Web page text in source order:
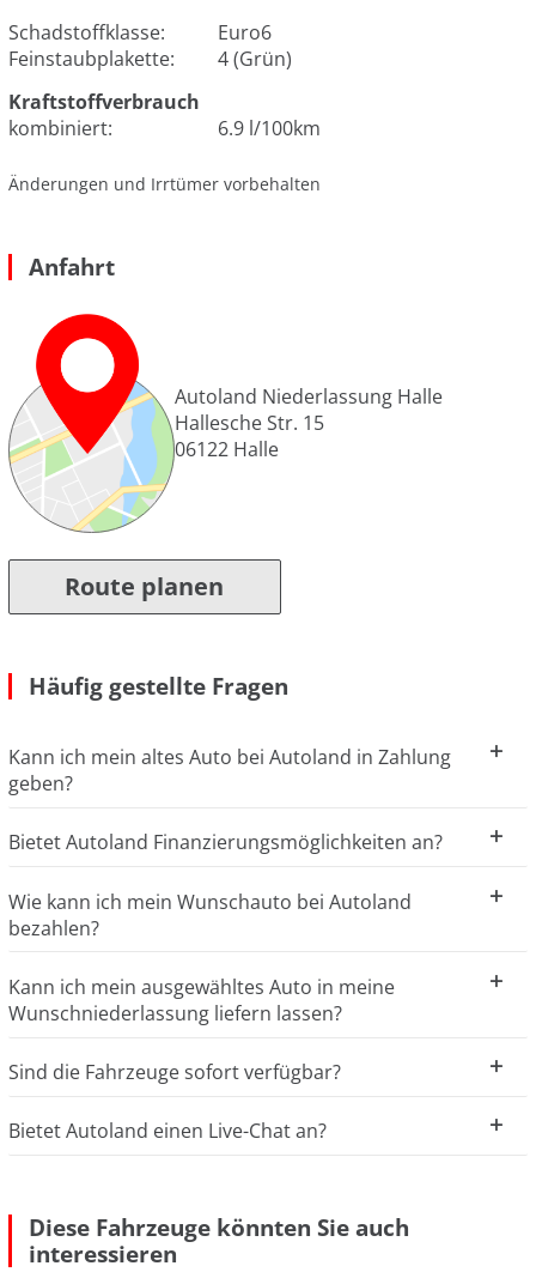
Schadstoffklasse:
Euro6
Feinstaubplakette:
4 (Grün)
Kraftstoffverbrauch
kombiniert:
6.9 l/100km
Änderungen und Irrtümer vorbehalten
Anfahrt
Autoland Niederlassung Halle
Hallesche Str. 15
06122 Halle
Route planen
Häufig gestellte Fragen
Kann ich mein altes Auto bei Autoland in Zahlung
geben?
Bietet Autoland Finanzierungsmöglichkeiten an?
Wie kann ich mein Wunschauto bei Autoland
bezahlen?
Kann ich mein ausgewähltes Auto in meine
Wunschniederlassung liefern lassen?
Sind die Fahrzeuge sofort verfügbar?
Bietet Autoland einen Live-Chat an?
Diese Fahrzeuge könnten Sie auch
interessieren